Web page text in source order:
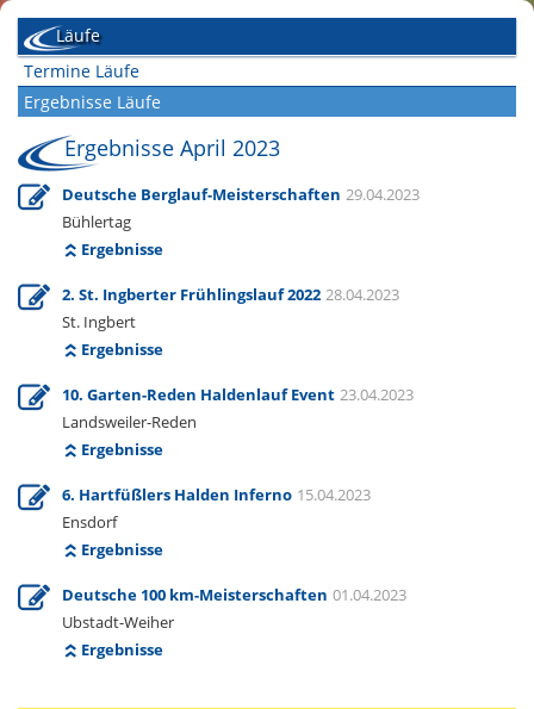
Läufe
Termine Läufe
Ergebnisse Läufe
Ergebnisse April 2023
Deutsche Berglauf-Meisterschaften 29.04.2023
Bühlertag
Ergebnisse
2. St. Ingberter Frühlingslauf 2022 28.04.2023
St. Ingbert
Ergebnisse
10. Garten-Reden Haldenlauf Event 23.04.2023
Landsweiler-Reden
Ergebnisse
6. Hartfüßlers Halden Inferno 15.04.2023
Ensdorf
Ergebnisse
Deutsche 100 km-Meisterschaften 01.04.2023
Ubstadt-Weiher
Ergebnisse